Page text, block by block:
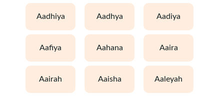
aadhiya aadhya aadiya
aafiya aahana aaira
aairah aaisha aaleyah